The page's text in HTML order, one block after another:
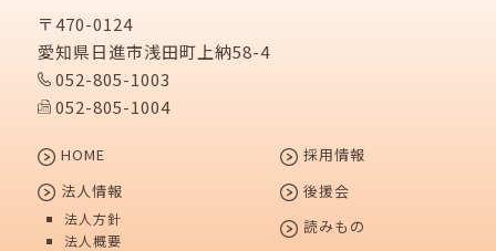
〒470-0124
愛知県日進市浅田町上納58-4
052-805-1003
052-805-1004
HOME
法人情報
法人方針
法人概要
採用情報
後援会
読みもの